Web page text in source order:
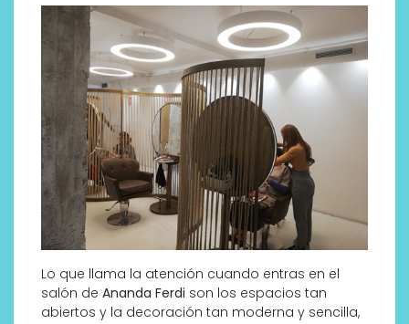
Lo que llama la atención cuando entras en el
salón de Ananda Ferdi son los espacios tan
abiertos y la decoración tan moderna y sencilla,